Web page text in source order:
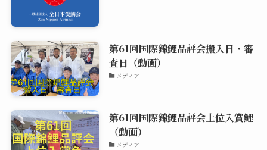
第61回国際錦鯉品評会搬入日・審
査日（動画）
メディア
第61回国際錦鯉品評会上位入賞鯉
（動画）
メディア